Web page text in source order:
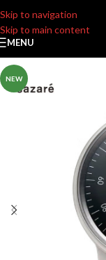
Skip to navigation
Skip to main content
MENU
NEW